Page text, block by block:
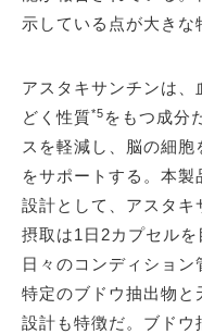
示している点が大きな
アスタキサンチンは、
どく性質*5 をもつ成分
スを軽減し、脳の細胞
をサポートする。本
設計として、アスタキ
摂取は1日2カプセルを
日々のコンディショ
特定のブドウ抽出物と
設計も特徴だ。ブドウ